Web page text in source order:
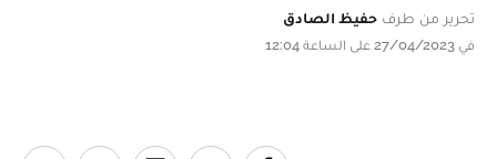
تحرير من طرف حفيظ الصادق
في 27/04/2023 على الساعة 12:04